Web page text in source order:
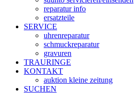
reparatur info
ersatzteile
SERVICE
uhrenreparatur
schmuckreparatur
gravuren
TRAURINGE
KONTAKT
auktion kleine zeitung
SUCHEN